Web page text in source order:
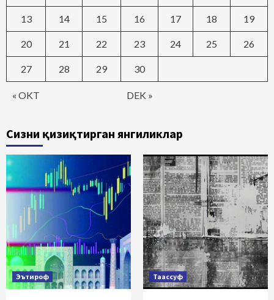
« OKT DEK »
13 14 15 16 17 18 19
20 21 22 23 24 25 26
27 28 29 30
Сизни қизиқтирган янгиликлар
Эътироф Таассуф